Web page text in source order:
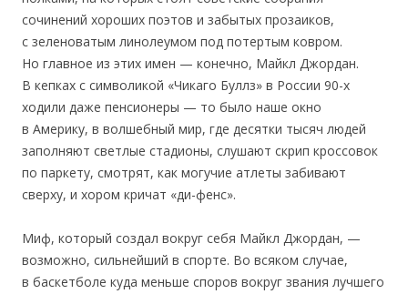
сочинений хороших поэтов и забытых прозаиков,
с зеленоватым линолеумом под потертым ковром.
Но главное из этих имен — конечно, Майкл Джордан.
В кепках с символикой «Чикаго Буллз» в России 90-х
ходили даже пенсионеры — то было наше окно
в Америку, в волшебный мир, где десятки тысяч людей
заполняют светлые стадионы, слушают скрип кроссовок
по паркету, смотрят, как могучие атлеты забивают
сверху, и хором кричат «ди-фенс».
Миф, который создал вокруг себя Майкл Джордан, —
возможно, сильнейший в спорте. Во всяком случае,
в баскетболе куда меньше споров вокруг звания лучшего